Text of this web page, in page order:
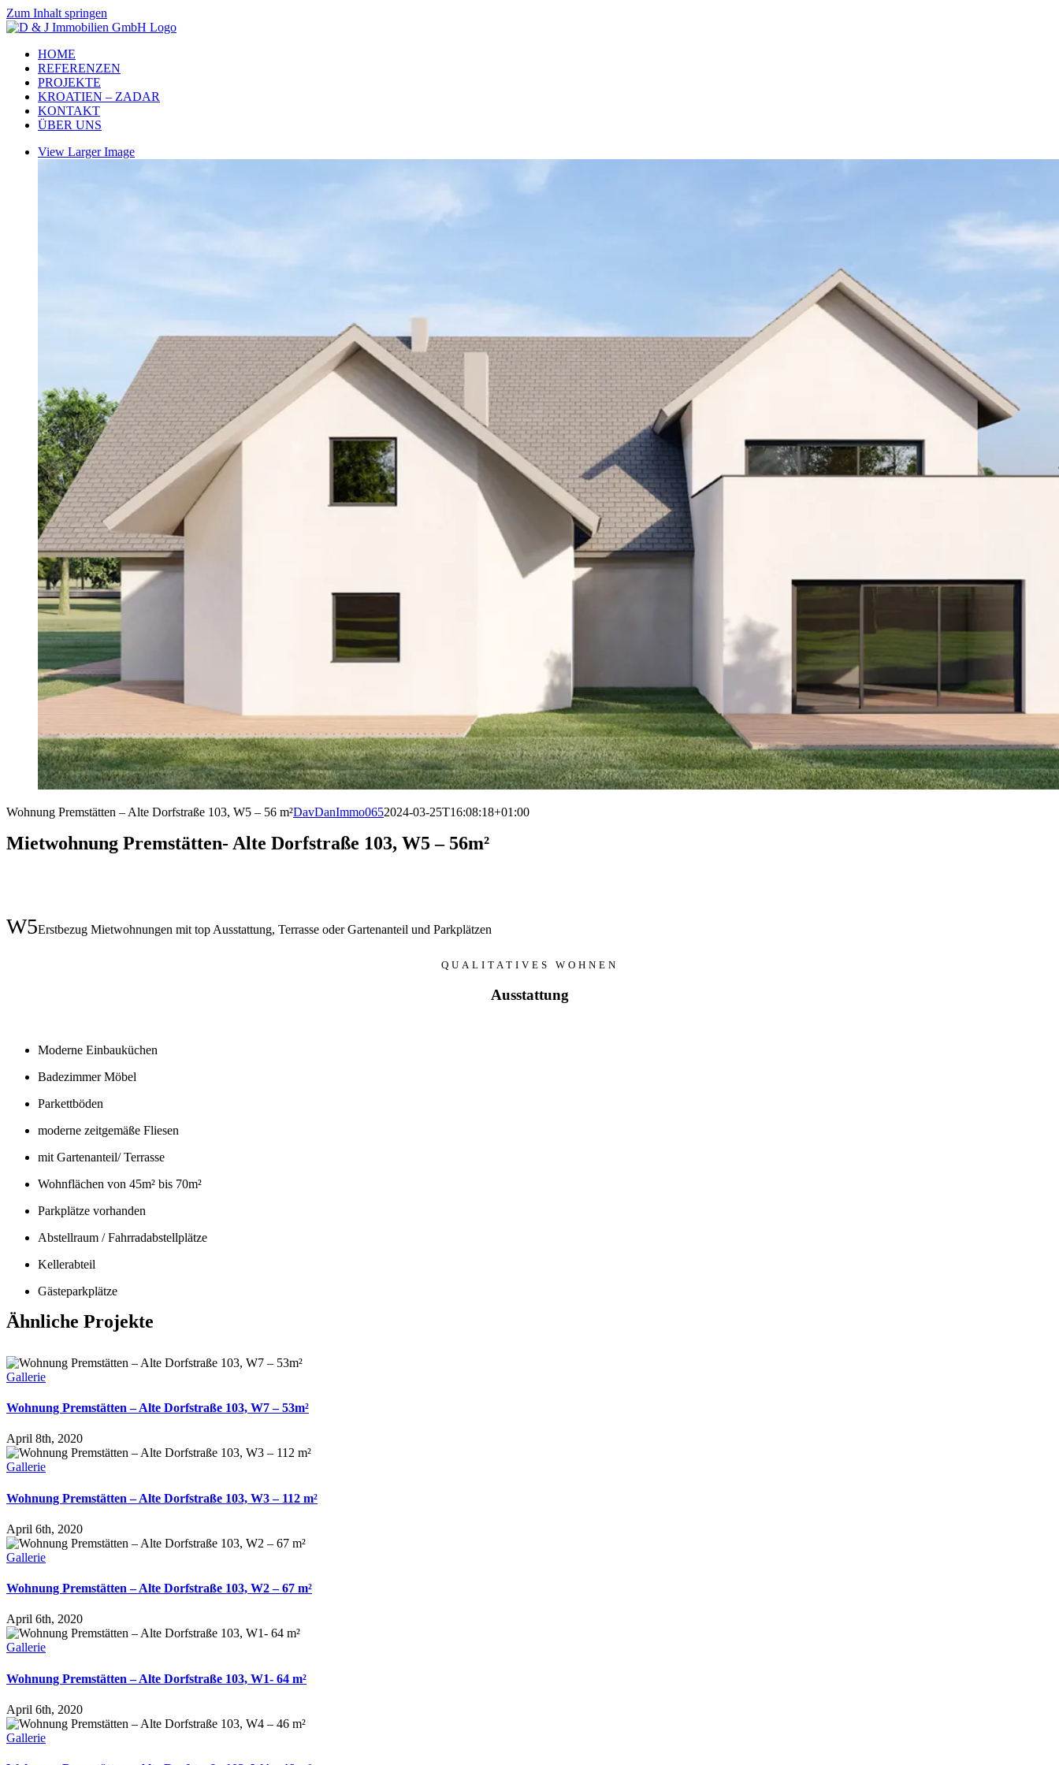
Zum Inhalt springen
HOME
REFERENZEN
PROJEKTE
KROATIEN – ZADAR
KONTAKT
ÜBER UNS
View Larger Image
Wohnung Premstätten – Alte Dorfstraße 103, W5 – 56 m²DavDanImmo0652024-03-25T16:08:18+01:00
Mietwohnung Premstätten- Alte Dorfstraße 103, W5 – 56m²
W5Erstbezug Mietwohnungen mit top Ausstattung, Terrasse oder Gartenanteil und Parkplätzen
QUALITATIVES WOHNEN
Ausstattung
Moderne Einbauküchen
Badezimmer Möbel
Parkettböden
moderne zeitgemäße Fliesen
mit Gartenanteil/ Terrasse
Wohnflächen von 45m² bis 70m²
Parkplätze vorhanden
Abstellraum / Fahrradabstellplätze
Kellerabteil
Gästeparkplätze
Ähnliche Projekte
Gallerie
Wohnung Premstätten – Alte Dorfstraße 103, W7 – 53m²
April 8th, 2020
Gallerie
Wohnung Premstätten – Alte Dorfstraße 103, W3 – 112 m²
April 6th, 2020
Gallerie
Wohnung Premstätten – Alte Dorfstraße 103, W2 – 67 m²
April 6th, 2020
Gallerie
Wohnung Premstätten – Alte Dorfstraße 103, W1- 64 m²
April 6th, 2020
Gallerie